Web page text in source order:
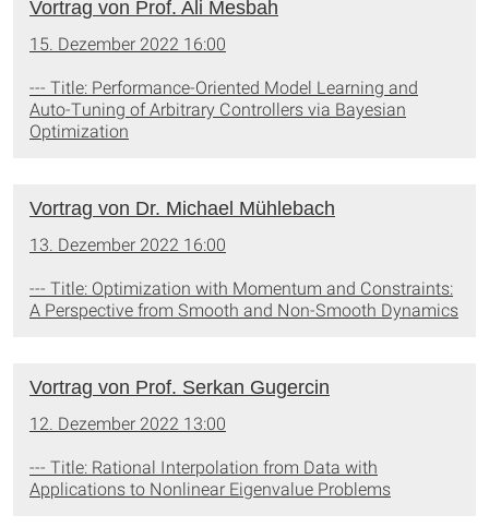
Vortrag von Prof. Ali Mesbah
15. Dezember 2022 16:00
--- Title: Performance-Oriented Model Learning and
Auto-Tuning of Arbitrary Controllers via Bayesian
Optimization
Vortrag von Dr. Michael Mühlebach
13. Dezember 2022 16:00
--- Title: Optimization with Momentum and Constraints:
A Perspective from Smooth and Non-Smooth Dynamics
Vortrag von Prof. Serkan Gugercin
12. Dezember 2022 13:00
--- Title: Rational Interpolation from Data with
Applications to Nonlinear Eigenvalue Problems